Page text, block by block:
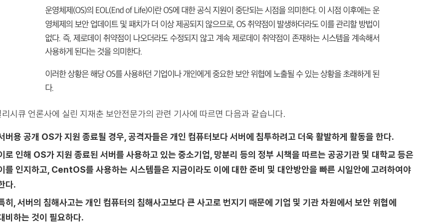
시큐 언론사에 실린 지재춘 보안전문가의 관련 기사에 따르면 다음과 같습니다.
버용 공개 OS가 지원 종료될 경우, 공격자들은 개인 컴퓨터보다 서버에 침투하려고 더욱 활발하게 활동을 한다.
로 인해 OS가 지원 종료된 서버를 사용하고 있는 중소기업, 망분리 등의 정부 시책을 따르는 공공기관 및 대학교 등은
를 인지하고, CentOS를 사용하는 시스템들은 지금이라도 이에 대한 준비 및 대안방안을 빠른 시일안에 고려하여야
다.
히, 서버의 침해사고는 개인 컴퓨터의 침해사고보다 큰 사고로 번지기 때문에 기업 및 기관 차원에서 보안 위협에
비하는 것이 필요하다.